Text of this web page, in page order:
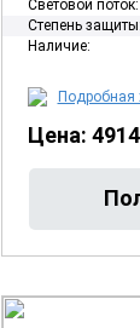
Световой поток:
Степень защиты:
Наличие:
Подробная
Цена: